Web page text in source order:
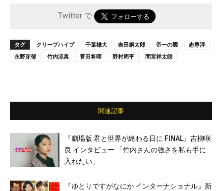
Twitter で
タグ クリープハイプ 千葉雄大 吉田鋼太郎 帝一の國
志尊淳
永野芽郁
竹内涼真 菅田将暉 野村周平 間宮祥太朗
関連記事
『劇場版 君と世界が終わる日に FINAL』吉柳咲
良 インタビュー 「竹内さんの強さを私も手に
入れたい」
『ゆとりですがなにか インターナショナル』新